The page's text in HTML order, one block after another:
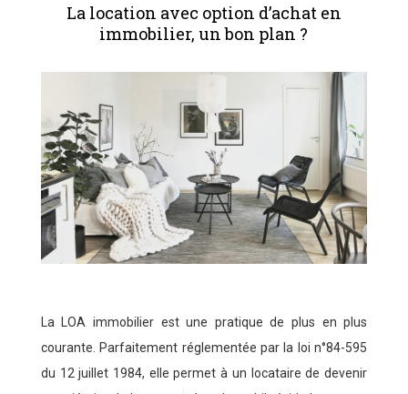
La location avec option d’achat en
immobilier, un bon plan ?
La LOA immobilier est une pratique de plus en plus
courante. Parfaitement réglementée par la loi n°84-595
du 12 juillet 1984, elle permet à un locataire de devenir